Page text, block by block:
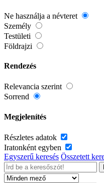
Ne használja a névteret
Személy
Testületi
Földrajzi
Rendezés
Relevancia szerint
Sorrend
Megjelenítés
Részletes adatok
Iratonként egyben
Egyszerű keresés Összetett